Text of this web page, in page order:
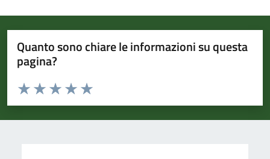
Quanto sono chiare le informazioni su questa
pagina?
Valuta da 1 a 5 stelle la pagina
Valuta 5 stelle su 5
Valuta 4 stelle su 5
Valuta 3 stelle su 5
Valuta 2 stelle su 5
Valuta 1 stelle su 5